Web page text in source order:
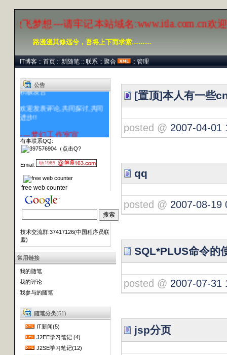
飞梦想---请牢记本站域名:www.itla.com.cn欢迎再
路漫漫其修远兮，吾将上下而求索………
IT博客 :: 首页 :: 新随笔 :: 联系 :: 聚合 :: 管理
公告
积极发言
进步!!
www.itla.com.cn
有事联系QQ:
Emial:
free web counter
技术交流群:37417126(中国程序员联
盟)
常用链接
我的随笔
我的评论
我参与的随笔
随笔分类(51)
IT新闻(5)
J2EE学习笔记 (4)
J2SE学习笔记(12)
[置顶]本人有一些
posted @ 2007-04-01
qq
posted @ 2007-08-19
SQL*PLUS命令的
posted @ 2007-07-31
jsp分页